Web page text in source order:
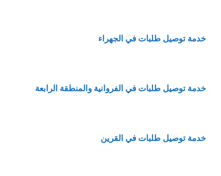
خدمة توصيل طلبات في الجهراء
خدمة توصيل طلبات في الفروانية والمنطقة الرابعة
خدمة توصيل طلبات في القرين